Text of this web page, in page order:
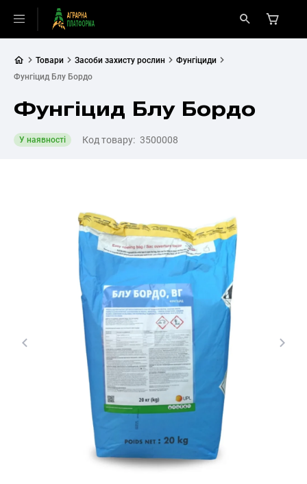
Товари Засоби захисту рослин
Фунгіциди
Фунгіцид Блу Бордо
Фунгіцид Блу Бордо
У наявності Код товару: 3500008